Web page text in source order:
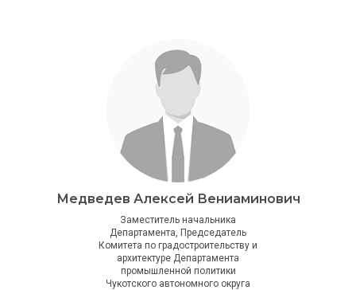
Медведев Алексей Вениаминович
Заместитель начальника
Департамента, Председатель
Комитета по градостроительству и
архитектуре Департамента
промышленной политики
Чукотского автономного округа